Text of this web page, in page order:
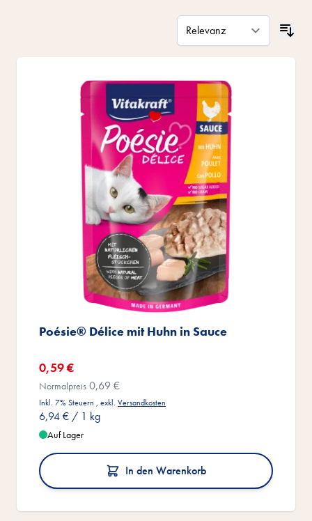
Poésie® Délice mit Huhn in Sauce
Sonderangebot
0,59 €
Normalpreis 0,69 €
Inkl. 7% Steuern , exkl. Versandkosten
6,94 € / 1 kg
Auf Lager
In den Warenkorb